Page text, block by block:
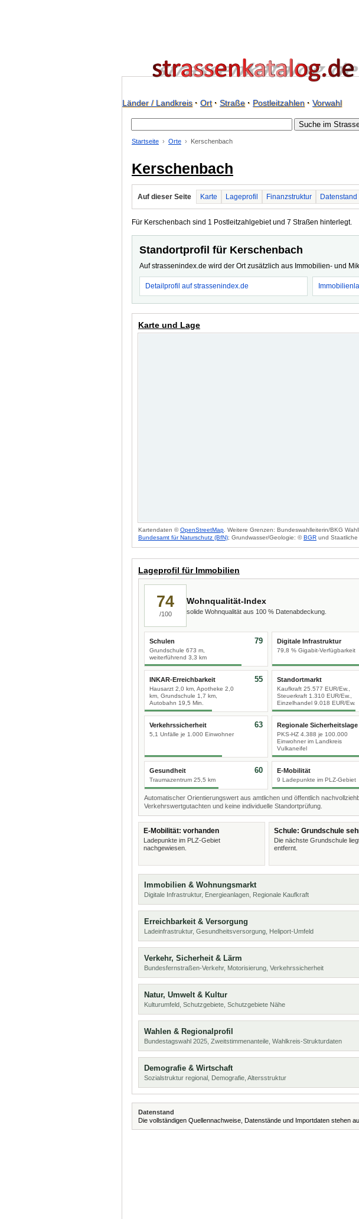
Länder / Landkreis· Ort· Straße· Postleitzahlen· Vorwahl
Startseite Orte Kerschenbach
Kerschenbach
Auf dieser Seite Karte Lageprofil Finanzstruktur Datenstand
Für Kerschenbach sind 1 Postleitzahlgebiet und 7 Straßen hinterlegt.
Standortprofil für Kerschenbach
Auf strassenindex.de wird der Ort zusätzlich aus Immobilien- und
Detailprofil auf strassenindex.de
Karte und Lage
Kartendaten ©OpenStreetMap . Weitere Grenzen: Bundeswahlleiterin/BKG
Bundesamt für Naturschutz (BfN); Grundwasser/Geologie: ©BGR und Staatliche
Lageprofil für Immobilien
74
/100
Wohnqualität-Index
solide Wohnqualität aus 100 % Datenabdeckung.
Schulen
Grundschule 673 m,
weiterführend 3,3 km
79 Digitale Infrastruktur
79,8 % Gigabit-Verfügbarkeit
INKAR-Erreichbarkeit
Hausarzt 2,0 km, Apotheke 2,0
km, Grundschule 1,7 km,
Autobahn 19,5 Min.
55 Standortmarkt
Kaufkraft 25.577 EUR/Ew.,
Steuerkraft 1.310 EUR/Ew.,
Einzelhandel 9.018 EUR/Ew.
Verkehrssicherheit
5,1 Unfälle je 1.000 Einwohner
63 Regionale Sicherheitslage
PKS-HZ 4.388 je 100.000
Einwohner im Landkreis
Vulkaneifel
Gesundheit
Traumazentrum 25,5 km
60 E-Mobilität
9 Ladepunkte im PLZ-Gebiet
Automatischer Orientierungswert aus amtlichen und öffentlich
Verkehrswertgutachten und keine individuelle Standortprüfung.
E-Mobilität: vorhanden
Ladepunkte im PLZ-Gebiet
nachgewiesen.
Schule: Grundschule
Die nächste Grundschule
entfernt.
Immobilien & Wohnungsmarkt
Digitale Infrastruktur, Energieanlagen, Regionale Kaufkraft
Erreichbarkeit & Versorgung
Ladeinfrastruktur, Gesundheitsversorgung, Heliport-Umfeld
Verkehr, Sicherheit & Lärm
Bundesfernstraßen-Verkehr, Motorisierung, Verkehrssicherheit
Natur, Umwelt & Kultur
Kulturumfeld, Schutzgebiete, Schutzgebiete Nähe
Wahlen & Regionalprofil
Bundestagswahl 2025, Zweitstimmenanteile, Wahlkreis-Strukturdaten
Demografie & Wirtschaft
Sozialstruktur regional, Demografie, Altersstruktur
Datenstand
Die vollständigen Quellennachweise, Datenstände und Importdaten stehen